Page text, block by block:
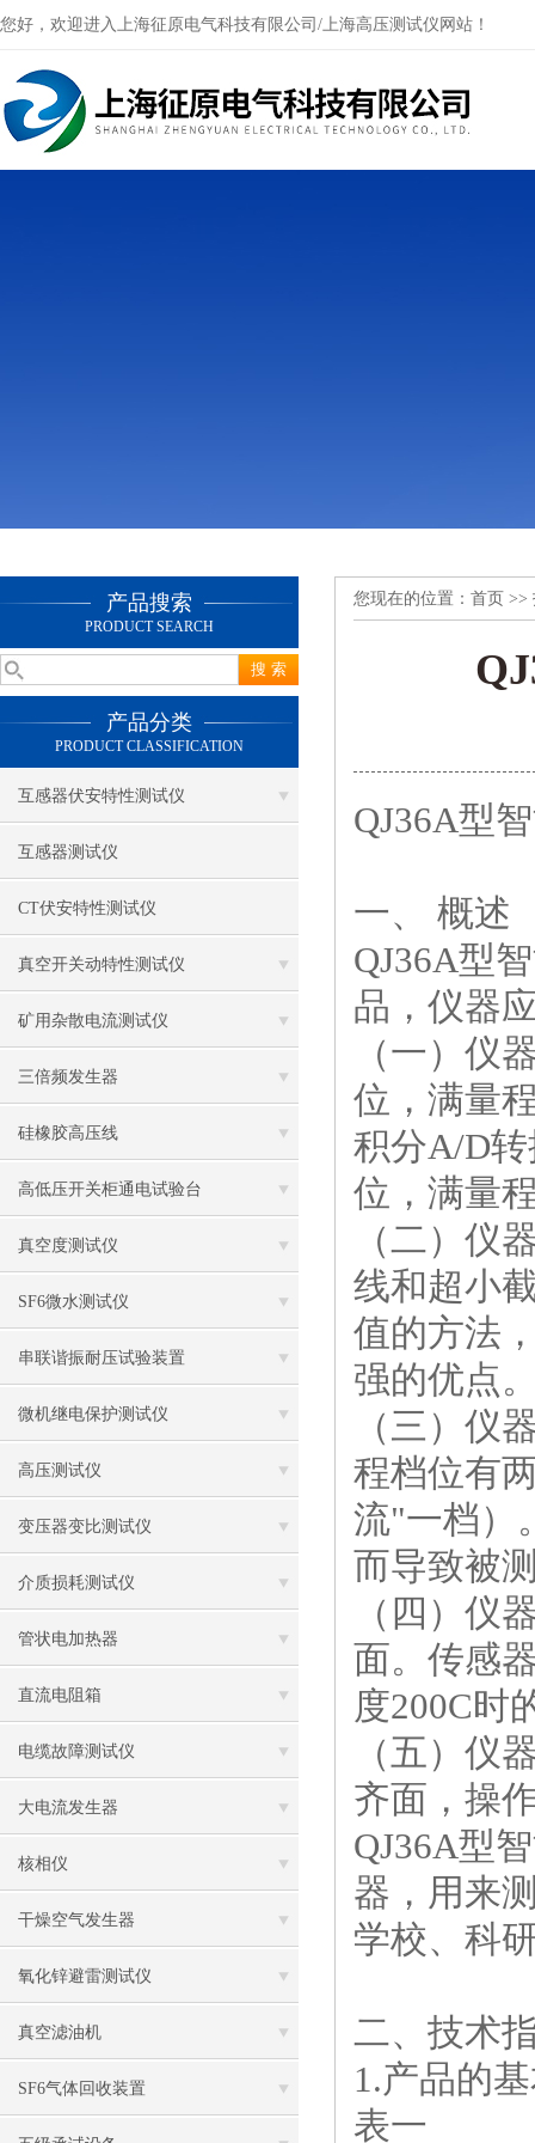
您好，欢迎进入上海征原电气科技有限公司/上海高压测试仪网站！
产品搜索
PRODUCT SEARCH
产品分类
PRODUCT CLASSIFICATION
互感器伏安特性测试仪
互感器测试仪
CT伏安特性测试仪
真空开关动特性测试仪
矿用杂散电流测试仪
三倍频发生器
硅橡胶高压线
高低压开关柜通电试验台
真空度测试仪
SF6微水测试仪
串联谐振耐压试验装置
微机继电保护测试仪
高压测试仪
变压器变比测试仪
介质损耗测试仪
管状电加热器
直流电阻箱
电缆故障测试仪
大电流发生器
核相仪
干燥空气发生器
氧化锌避雷测试仪
真空滤油机
SF6气体回收装置
您现在的位置： 首页 >>
QJ36A型
一、
概述
QJ36A型
品，仪器
（一）仪
位，满量
积分A/D
位，满量
（二）仪
线和超小
值的方法
强的优点
（三）仪
程档位有
流"一档）
而导致被
（四）仪
面。传感
度200C时
（五）仪
齐面，操
QJ36A型
器，用来
学校、科
二、技术
1.产品的
表一